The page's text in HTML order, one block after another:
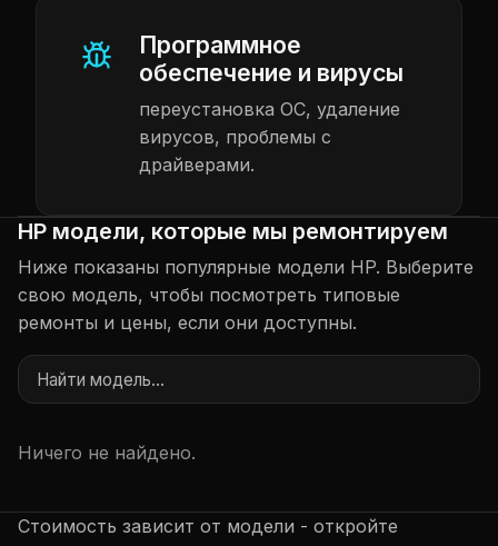
Программное
обеспечение и вирусы
переустановка ОС, удаление
вирусов, проблемы с
драйверами.
HP модели, которые мы ремонтируем
Ниже показаны популярные модели HP. Выберите
свою модель, чтобы посмотреть типовые
ремонты и цены, если они доступны.
Ничего не найдено.
Стоимость зависит от модели - откройте